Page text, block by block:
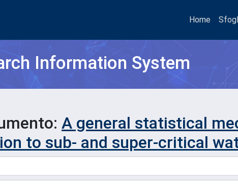
Home
Information System
A general statistical
to sub- and super-critical